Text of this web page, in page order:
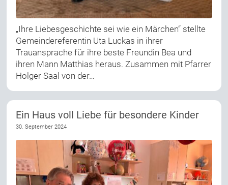
„Ihre Liebesgeschichte sei wie ein Märchen“ stellte
Gemeindereferentin Uta Luckas in ihrer
Trauansprache für ihre beste Freundin Bea und
ihren Mann Matthias heraus. Zusammen mit Pfarrer
Holger Saal von der…
Ein Haus voll Liebe für besondere Kinder
30. September 2024